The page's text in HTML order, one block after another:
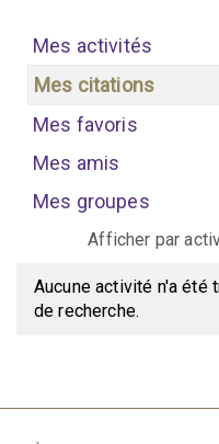
Mes activités
Mes citations
Mes favoris
Mes amis
Mes groupes
Afficher par
Aucune activité n'a été
de recherche.